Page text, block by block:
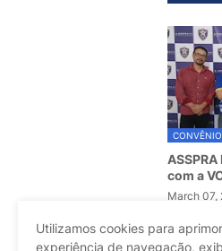
com a
March 07,
Utilizamos cookies para
experiência de navegação,